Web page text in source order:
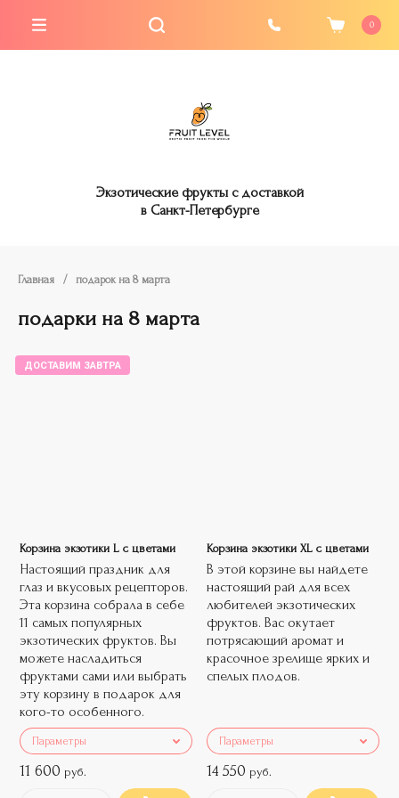
Экзотические фрукты с доставкой
в Санкт-Петербурге
0
Главная / подарок на 8 марта
подарки на 8 марта
ДОСТАВИМ ЗАВТРА
Корзина экзотики L с цветами
Настоящий праздник для
глаз и вкусовых рецепторов.
Эта корзина собрала в себе
11 самых популярных
экзотических фруктов. Вы
можете насладиться
фруктами сами или выбрать
эту корзину в подарок для
кого-то особенного.
Параметры
11 600 руб.
Корзина экзотики XL с цветами
В этой корзине вы найдете
настоящий рай для всех
любителей экзотических
фруктов. Вас окутает
потрясающий аромат и
красочное зрелище ярких и
спелых плодов.
Параметры
14 550 руб.